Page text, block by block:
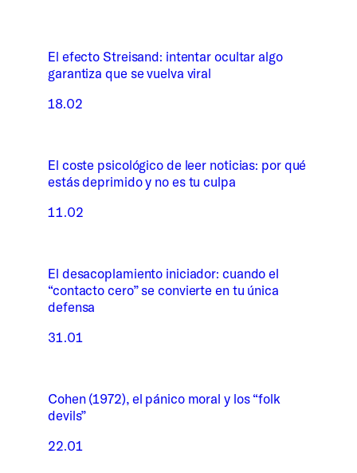
El efecto Streisand: intentar ocultar algo
garantiza que se vuelva viral
18.02
El coste psicológico de leer noticias: por qué
estás deprimido y no es tu culpa
11.02
El desacoplamiento iniciador: cuando el
“contacto cero” se convierte en tu única
defensa
31.01
Cohen (1972), el pánico moral y los “folk
devils”
22.01